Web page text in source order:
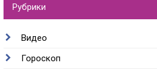
Рубрики
Видео
Гороскоп